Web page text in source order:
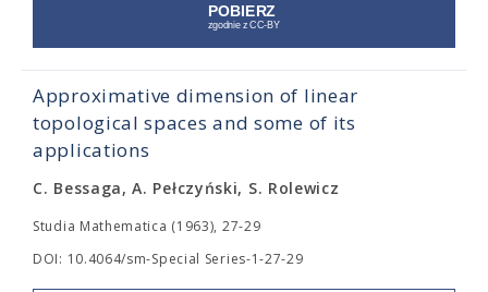
Approximative dimension of linear
topological spaces and some of its
applications
C. Bessaga, A. Pełczyński, S. Rolewicz
Studia Mathematica (1963), 27-29
DOI: 10.4064/sm-Special Series-1-27-29